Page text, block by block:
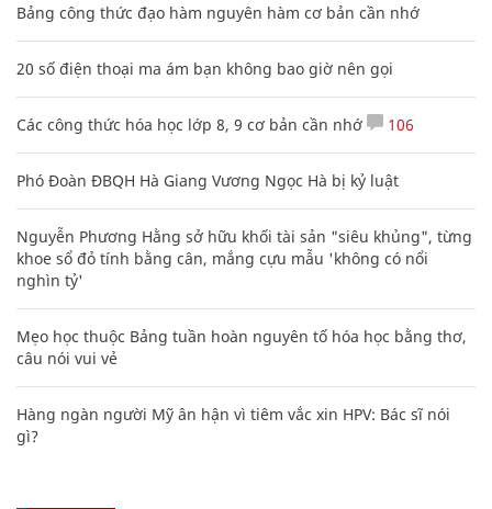
Bảng công thức đạo hàm nguyên hàm cơ bản cần nhớ
20 số điện thoại ma ám bạn không bao giờ nên gọi
Các công thức hóa học lớp 8, 9 cơ bản cần nhớ 106
Phó Đoàn ĐBQH Hà Giang Vương Ngọc Hà bị kỷ luật
Nguyễn Phương Hằng sở hữu khối tài sản "siêu khủng", từng
khoe sổ đỏ tính bằng cân, mắng cựu mẫu 'không có nổi
nghìn tỷ'
Mẹo học thuộc Bảng tuần hoàn nguyên tố hóa học bằng thơ,
câu nói vui vẻ
Hàng ngàn người Mỹ ân hận vì tiêm vắc xin HPV: Bác sĩ nói
gì?